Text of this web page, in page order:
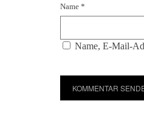
Name*
Name, E-Mail-